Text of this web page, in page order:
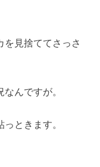
を見捨ててさっさ
んですが。
ときます。